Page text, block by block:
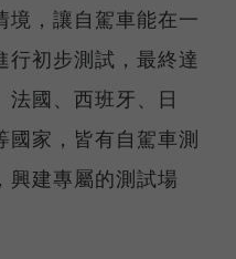
境，讓自駕車能在一
行初步測試，最終達
法國、西班牙、日
國家，皆有自駕車測
興建專屬的測試場